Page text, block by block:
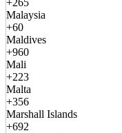
+265
Malaysia
+60
Maldives
+960
Mali
+223
Malta
+356
Marshall Islands
+692